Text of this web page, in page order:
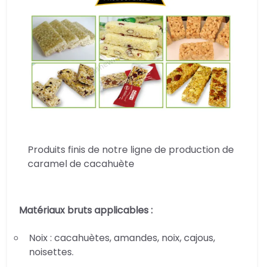
Produits finis de notre ligne de production de
caramel de cacahuète
Matériaux bruts applicables :
Noix : cacahuètes, amandes, noix, cajous,
noisettes.